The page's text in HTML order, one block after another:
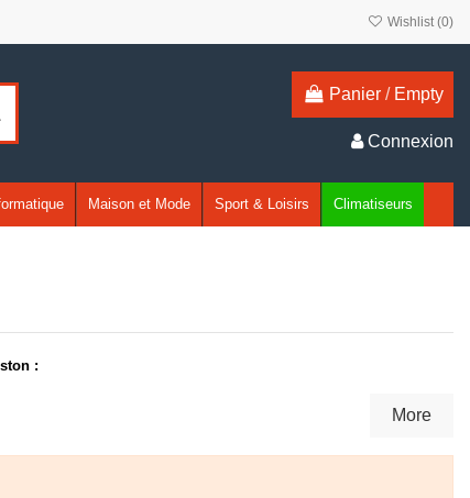
Wishlist (0)
Panier / Empty
Connexion
Maison et Mode Sport & Loisirs Climatiseurs
:
More